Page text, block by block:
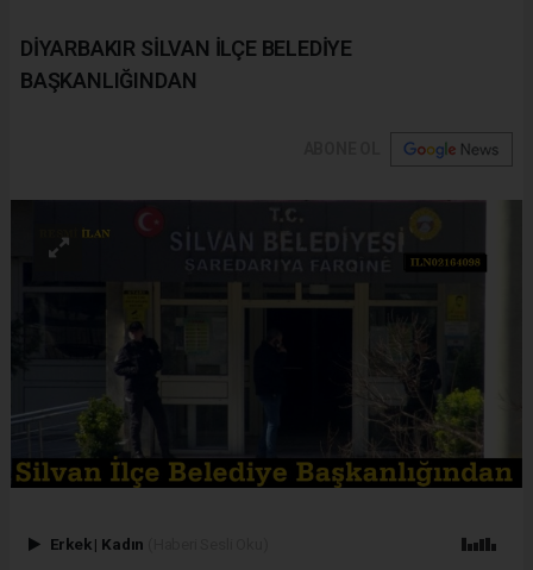
DİYARBAKIR SİLVAN İLÇE BELEDİYE
BAŞKANLIĞINDAN
Erkek | Kadın